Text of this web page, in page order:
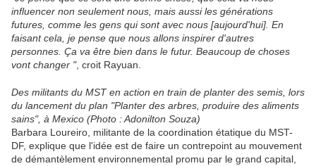
influencer non seulement nous, mais aussi les générations
futures, comme les gens qui sont avec nous [aujourd'hui]. En
faisant cela, je pense que nous allons inspirer d'autres
personnes. Ça va être bien dans le futur. Beaucoup de choses
vont changer ", croit Rayuan.
Des militants du MST en action en train de planter des semis, lors
du lancement du plan "Planter des arbres, produire des aliments
sains", à Mexico (Photo : Adonilton Souza)
Barbara Loureiro, militante de la coordination étatique du MST-
DF, explique que l'idée est de faire un contrepoint au mouvement
de démantèlement environnemental promu par le grand capital,